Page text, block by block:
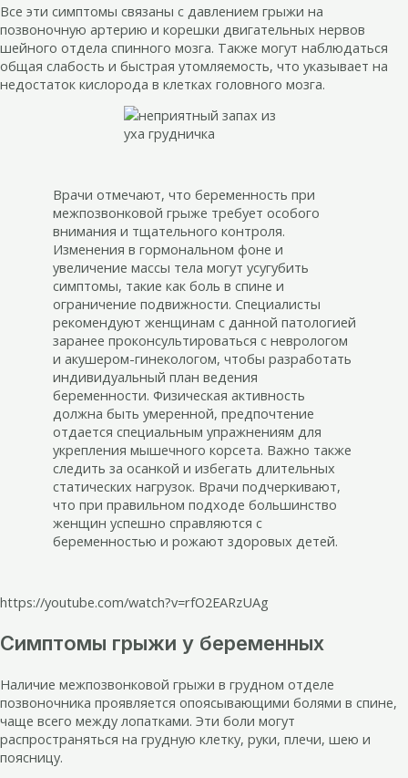
Все эти симптомы связаны с давлением грыжи на
позвоночную артерию и корешки двигательных нервов
шейного отдела спинного мозга. Также могут наблюдаться
общая слабость и быстрая утомляемость, что указывает на
недостаток кислорода в клетках головного мозга.
Врачи отмечают, что беременность при
межпозвонковой грыже требует особого
внимания и тщательного контроля.
Изменения в гормональном фоне и
увеличение массы тела могут усугубить
симптомы, такие как боль в спине и
ограничение подвижности. Специалисты
рекомендуют женщинам с данной патологией
заранее проконсультироваться с неврологом
и акушером-гинекологом, чтобы разработать
индивидуальный план ведения
беременности. Физическая активность
должна быть умеренной, предпочтение
отдается специальным упражнениям для
укрепления мышечного корсета. Важно также
следить за осанкой и избегать длительных
статических нагрузок. Врачи подчеркивают,
что при правильном подходе большинство
женщин успешно справляются с
беременностью и рожают здоровых детей.
https://youtube.com/watch?v=rfO2EARzUAg
Симптомы грыжи у беременных
Наличие межпозвонковой грыжи в грудном отделе
позвоночника проявляется опоясывающими болями в спине,
чаще всего между лопатками. Эти боли могут
распространяться на грудную клетку, руки, плечи, шею и
поясницу.